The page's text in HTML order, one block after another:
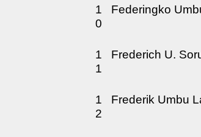
1
0
Federingko
1
1
Frederich U.
1
2
Frederik Umbu